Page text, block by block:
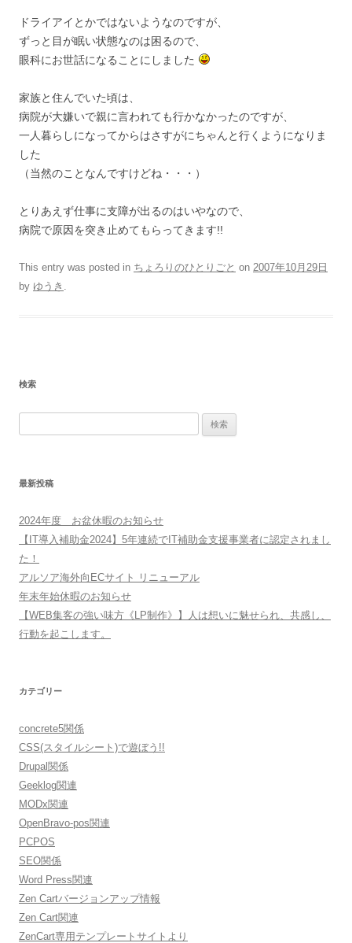
ドライアイとかではないようなのですが、
ずっと目が眠い状態なのは困るので、
眼科にお世話になることにしました
家族と住んでいた頃は、
病院が大嫌いで親に言われても行かなかったのですが、
一人暮らしになってからはさすがにちゃんと行くようになりま
した
（当然のことなんですけどね・・・）
とりあえず仕事に支障が出るのはいやなので、
病院で原因を突き止めてもらってきます!!
This entry was posted in ちょろりのひとりごと on 2007年10月29日
by ゆうき .
検索
最新投稿
2024年度 お盆休暇のお知らせ
【IT導入補助金2024】5年連続でIT補助金支援事業者に認定されまし
た！
アルソア海外向ECサイト リニューアル
年末年始休暇のお知らせ
【WEB集客の強い味方《LP制作》】人は想いに魅せられ、共感し、
行動を起こします。
カテゴリー
concrete5関係
CSS(スタイルシート)で遊ぼう!!
Drupal関係
Geeklog関連
MODx関連
OpenBravo-pos関連
PCPOS
SEO関係
Word Press関連
Zen Cartバージョンアップ情報
Zen Cart関連
ZenCart専用テンプレートサイトより